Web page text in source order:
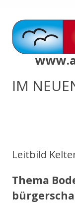
IM
Leitbild
Thema